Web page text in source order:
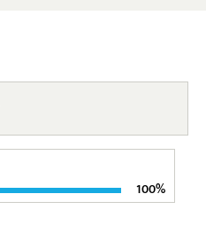
100%